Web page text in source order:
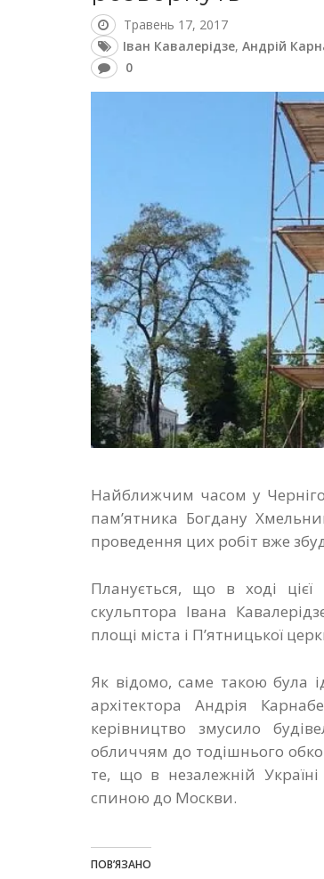
Травень 17, 2017
Іван Кавалерідзе, Андрій
0
Найближчим часом у
пам’ятника Богдану
проведення цих робіт вже
Планується, що в ході цієї
скульптора Івана
площі міста і П’ятницької
Як відомо, саме такою була
архітектора Андрія
керівництво змусило
обличчям до тодішнього
те, що в незалежній
спиною до Москви.
ПОВ’ЯЗАНО